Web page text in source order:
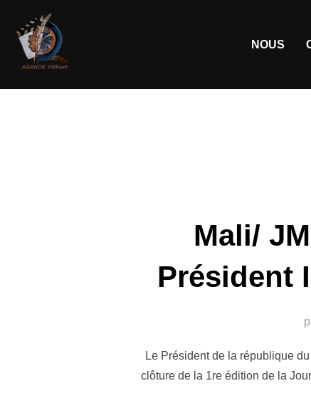
NOUS
Mali/
Président
Le Président de la république
clôture de la 1re édition de la